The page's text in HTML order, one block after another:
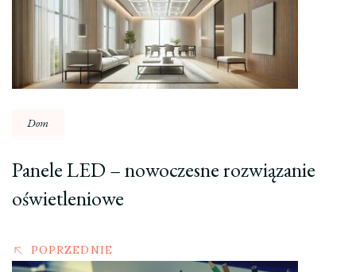
Dom
Panele LED – nowoczesne rozwiązanie
oświetleniowe
POPRZEDNIE